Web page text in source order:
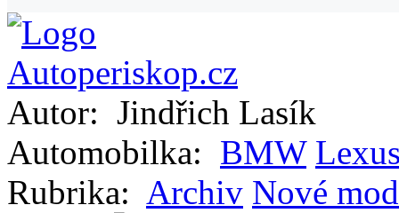
Autor: Jindřich Lasík
Automobilka: BMW
Rubrika: Archiv Nové